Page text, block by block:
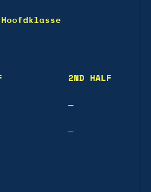
Hoofdklasse
2ND HALF
—
—